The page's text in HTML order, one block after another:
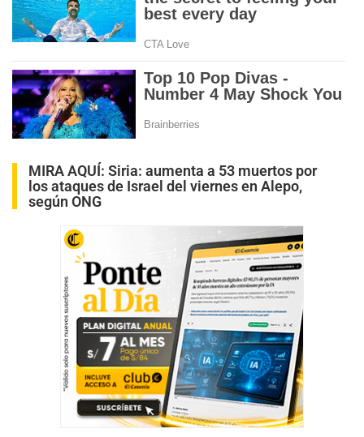
MIRA AQUÍ: Siria: aumenta a 53 muertos por
los ataques de Israel del viernes en Alepo,
según ONG